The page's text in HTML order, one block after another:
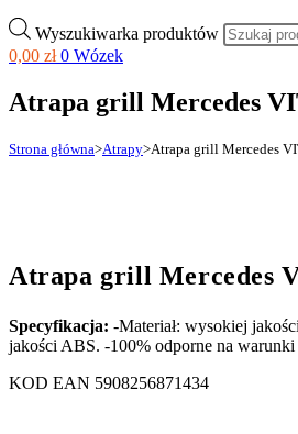
Wyszukiwarka produktów
0,00 zł 0 Wózek
Atrapa grill Mercedes
Strona główna>Atrapy>Atrapa grill Mercedes
Atrapa grill Mercedes
Specyfikacja: -Materiał: wysokiej
jakości ABS. -100% odporne na
KOD EAN 5908256871434